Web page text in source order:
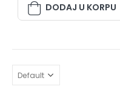
DODAJ U KORPU